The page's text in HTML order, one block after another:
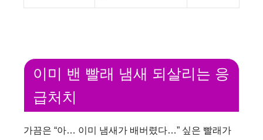
이미 밴 빨래 냄새 되살리는 응
급처치
가끔은 “아… 이미 냄새가 배버렸다…” 싶은 빨래가